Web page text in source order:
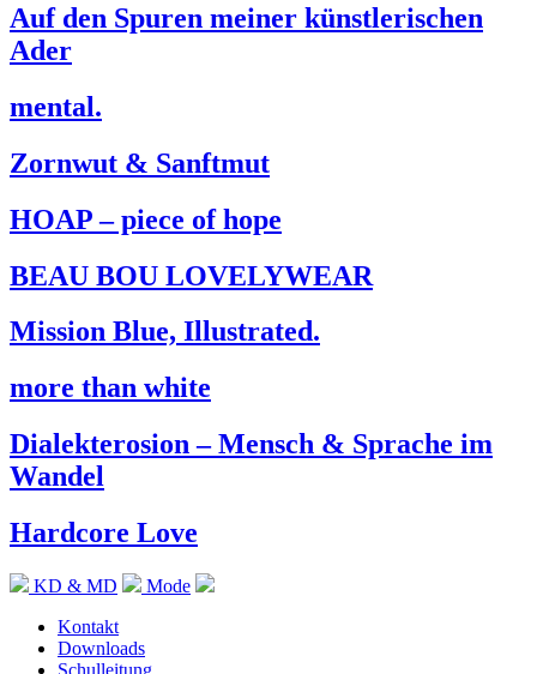
Auf den Spuren meiner künstlerischen
Ader
mental.
Zornwut & Sanftmut
HOAP – piece of hope
BEAU BOU LOVELYWEAR
Mission Blue, Illustrated.
more than white
Dialekterosion – Mensch & Sprache im
Wandel
Hardcore Love
KD & MD
Mode
Kontakt
Downloads
Schulleitung